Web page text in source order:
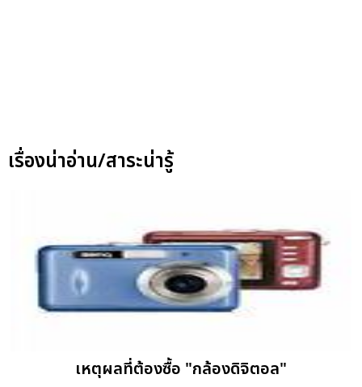
เรื่องน่าอ่าน/สาระน่ารู้
เหตุผลที่ต้องซื้อ "กล้องดิจิตอล"